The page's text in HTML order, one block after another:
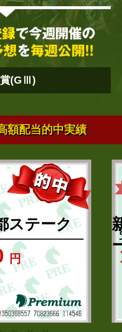
(GⅢ)
額配当的中実績
ステーク
円